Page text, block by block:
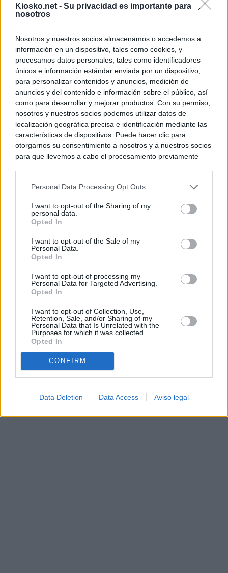
Kiosko.net - Su privacidad es importante para
nosotros
Nosotros y nuestros socios almacenamos o accedemos a
información en un dispositivo, tales como cookies, y
procesamos datos personales, tales como identificadores
únicos e información estándar enviada por un dispositivo,
para personalizar contenidos y anuncios, medición de
anuncios y del contenido e información sobre el público, así
como para desarrollar y mejorar productos. Con su permiso,
nosotros y nuestros socios podemos utilizar datos de
localización geográfica precisa e identificación mediante las
características de dispositivos. Puede hacer clic para
otorgarnos su consentimiento a nosotros y a nuestros socios
para que llevemos a cabo el procesamiento previamente
negar su consentimiento. Tenga en cuenta que algún
de su consentimiento, pero usted tiene el derecho de
rechazar tal procesamiento. Sus preferencias se aplicarán
cualquier momento entrando de nuevo en este sitio web o
visitando nuestra política de privacidad.
Personal Data Processing Opt Outs
I want to opt-out of the Sharing of my
personal data.
Opted In
I want to opt-out of the Sale of my
Personal Data.
Opted In
I want to opt-out of processing my
Personal Data for Targeted Advertising.
Opted In
I want to opt-out of Collection, Use,
Retention, Sale, and/or Sharing of my
Personal Data that Is Unrelated with the
Purposes for which it was collected.
Opted In
CONFIRM
Data Deletion Data Access Aviso legal